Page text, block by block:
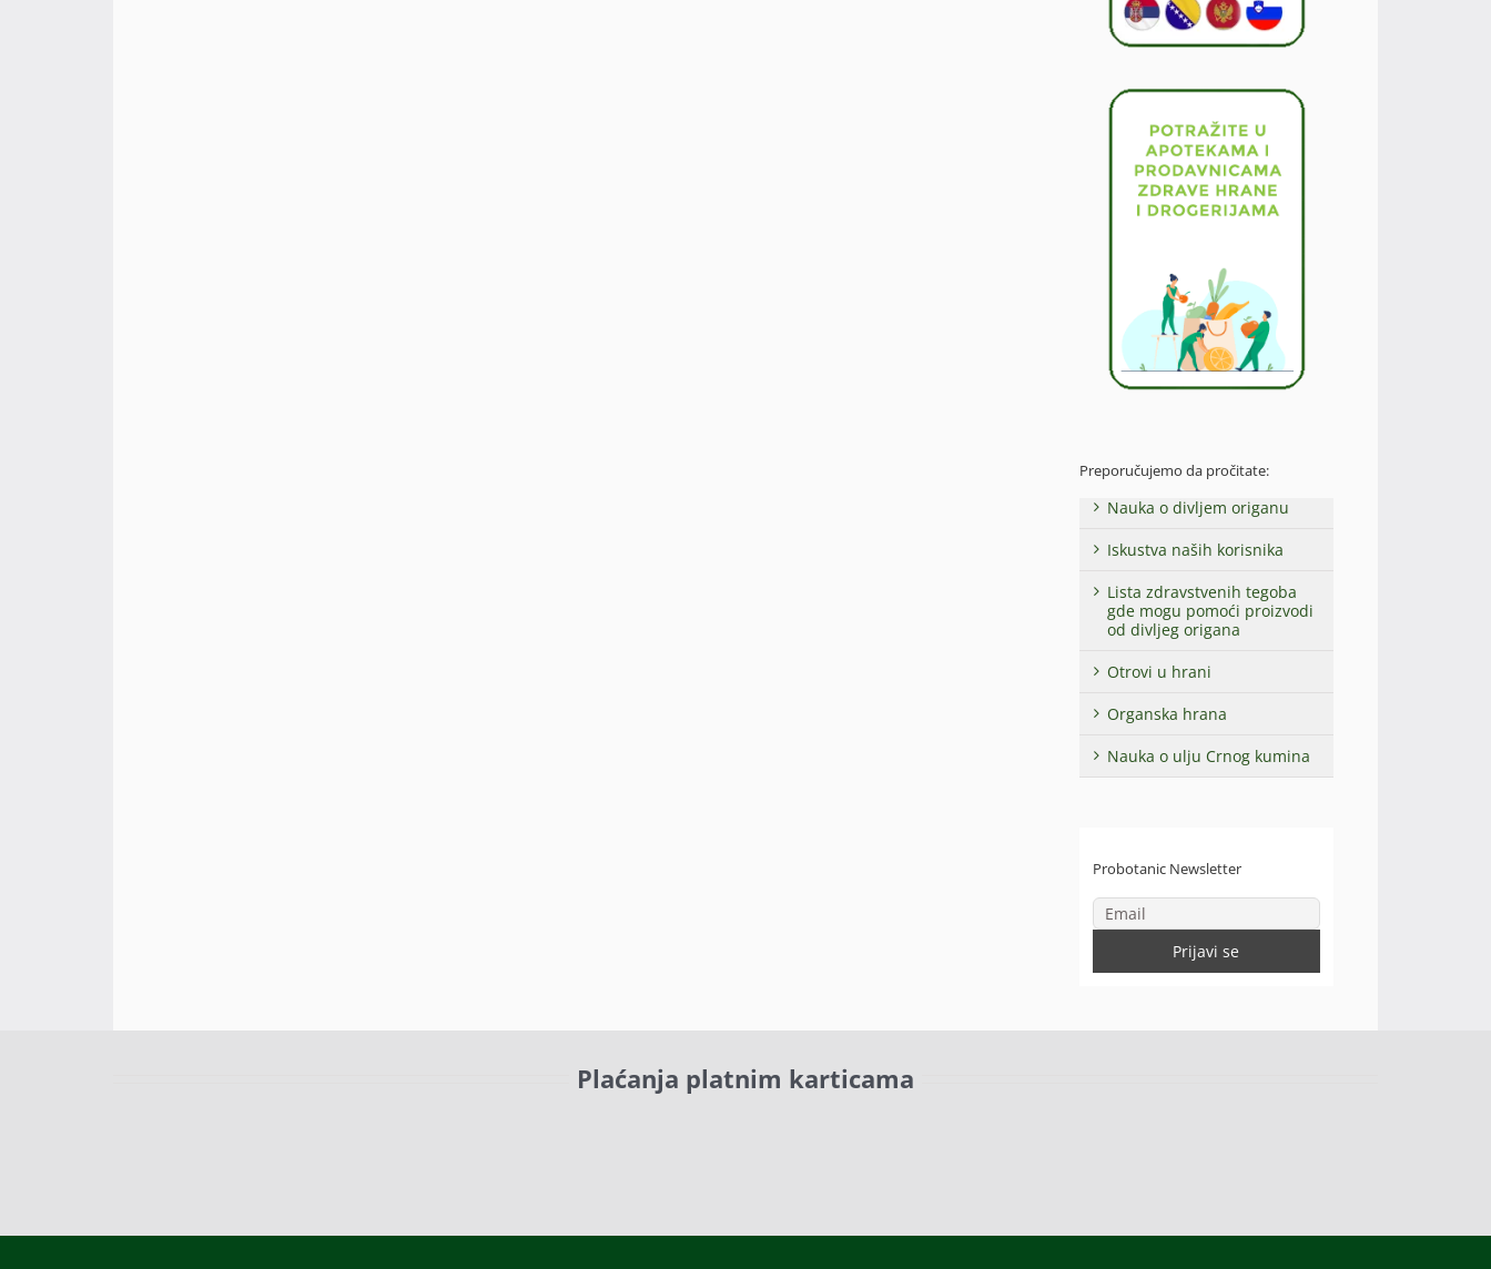
Preporučujemo da pročitate:
Nauka o divljem origanu
Iskustva naših korisnika
Lista zdravstvenih tegoba
gde mogu pomoći proizvodi
od divljeg origana
Otrovi u hrani
Organska hrana
Nauka o ulju Crnog kumina
Probotanic Newsletter
Plaćanja platnim karticama